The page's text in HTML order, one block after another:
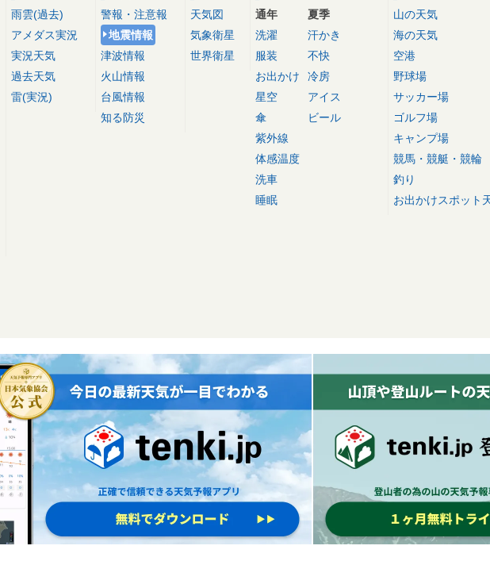
雨雲(過去)
アメダス実況
実況天気
過去天気
雷(実況)
警報・注意報
地震情報
津波情報
火山情報
台風情報
知る防災
天気図
気象衛星
世界衛星
通年
洗濯
服装
お出かけ
星空
傘
紫外線
体感温度
洗車
睡眠
夏季
汗かき
不快
冷房
アイス
ビール
山の天気
海の天気
空港
野球場
サッカー場
ゴルフ場
キャンプ場
競馬・競艇・競輪
釣り
お出かけスポット